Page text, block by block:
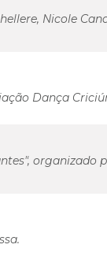
Nicole
Dança
organizado